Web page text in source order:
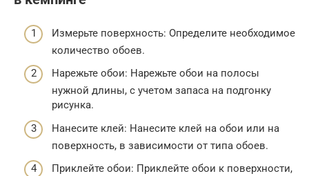
Измерьте поверхность: Определите необходимое
количество обоев.
Нарежьте обои: Нарежьте обои на полосы
нужной длины, с учетом запаса на подгонку
рисунка.
Нанесите клей: Нанесите клей на обои или на
поверхность, в зависимости от типа обоев.
Приклейте обои: Приклейте обои к поверхности,